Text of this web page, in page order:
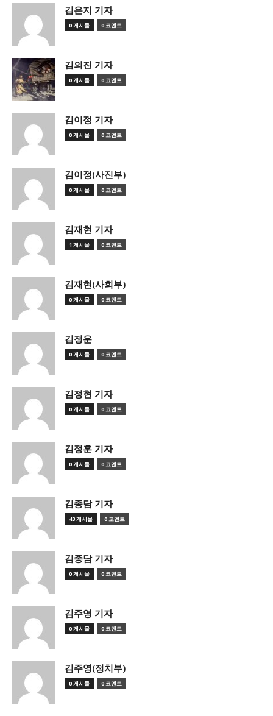
김은지 기자
0 게시물 0 코멘트
김의진 기자
0 게시물 0 코멘트
김이정 기자
0 게시물 0 코멘트
김이정(사진부)
0 게시물 0 코멘트
김재현 기자
1 게시물 0 코멘트
김재현(사회부)
0 게시물 0 코멘트
김정운
0 게시물 0 코멘트
김정현 기자
0 게시물 0 코멘트
김정훈 기자
0 게시물 0 코멘트
김종담 기자
43 게시물 0 코멘트
김종담 기자
0 게시물 0 코멘트
김주영 기자
0 게시물 0 코멘트
김주영(정치부)
0 게시물 0 코멘트